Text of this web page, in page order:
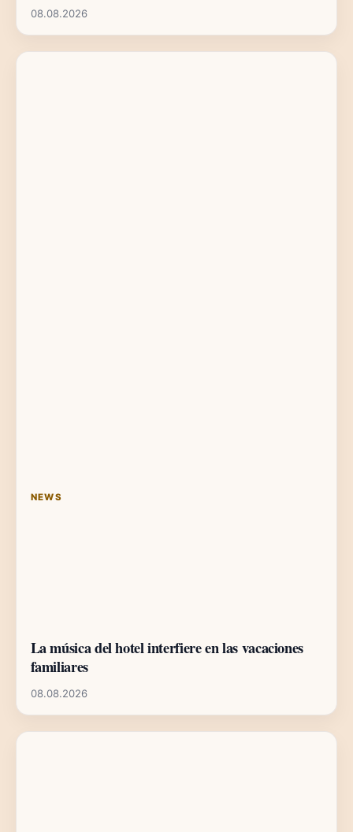
08.08.2026
NEWS
La música del hotel interfiere en las vacaciones
familiares
08.08.2026